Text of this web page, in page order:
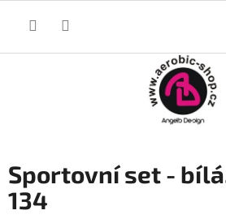
Sportovní set -
134